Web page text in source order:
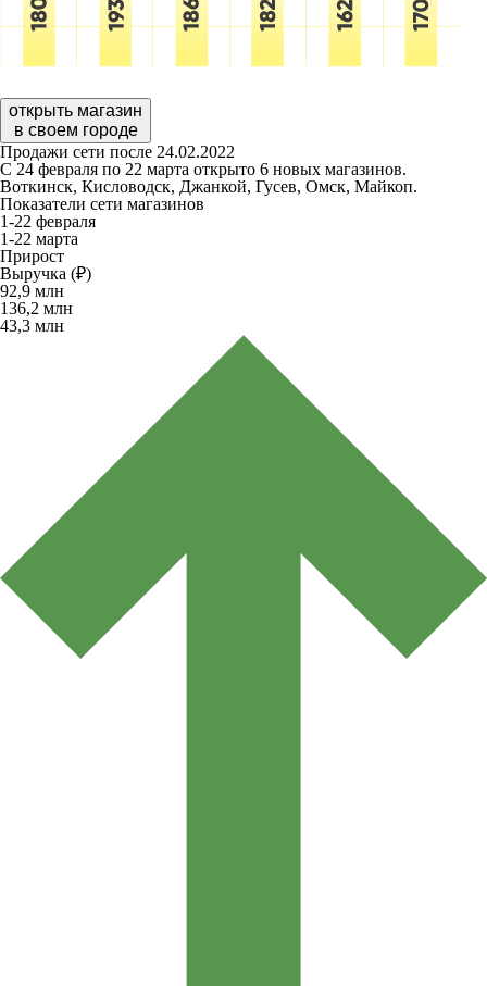
открыть магазин
в своем городе
Продажи сети после 24.02.2022
С 24 февраля по 22 марта открыто 6 новых магазинов.
Воткинск, Кисловодск, Джанкой, Гусев, Омск, Майкоп.
Показатели сети магазинов
1-22 февраля
1-22 марта
Прирост
Выручка (₽)
92,9 млн
136,2 млн
43,3 млн